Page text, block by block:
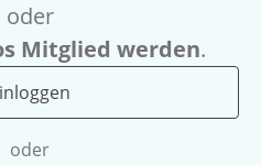
oder
Mitglied werden.
oder